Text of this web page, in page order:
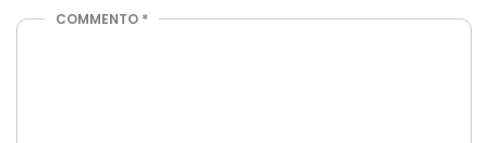
COMMENTO *